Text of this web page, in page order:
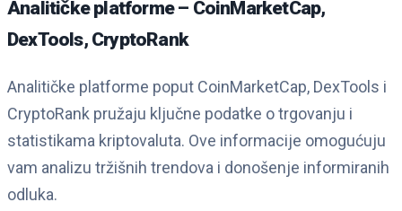
Analitičke platforme – CoinMarketCap,
DexTools, CryptoRank
Analitičke platforme poput CoinMarketCap, DexTools i
CryptoRank pružaju ključne podatke o trgovanju i
statistikama kriptovaluta. Ove informacije omogućuju
vam analizu tržišnih trendova i donošenje informiranih
odluka.